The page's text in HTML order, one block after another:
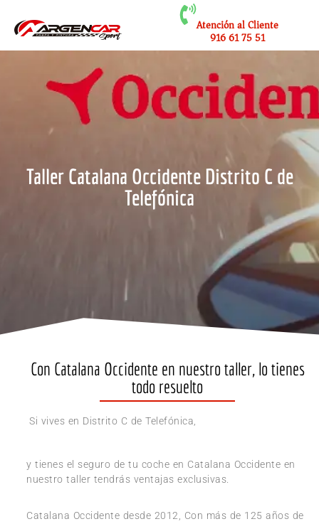
Atención al Cliente
916 61 75 51
Taller Catalana Occidente Distrito C de
Telefónica
Con Catalana Occidente en nuestro taller, lo tienes
todo resuelto
Si vives en Distrito C de Telefónica,
y tienes el seguro de tu coche en Catalana Occidente en
nuestro taller tendrás ventajas exclusivas.
Catalana Occidente desde 2012, Con más de 125 años de